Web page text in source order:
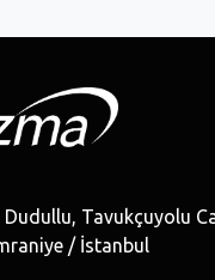
Dudullu, Tavukçuyolu
/ İstanbul